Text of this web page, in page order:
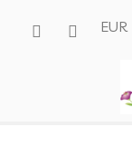
EUR